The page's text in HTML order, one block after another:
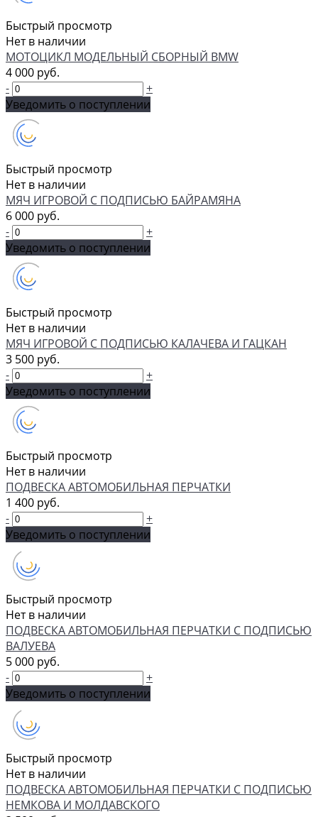
Быстрый просмотр
Нет в наличии
МОТОЦИКЛ МОДЕЛЬНЫЙ СБОРНЫЙ BMW
4 000 руб.
-
+
Уведомить о поступлении
Быстрый просмотр
Нет в наличии
МЯЧ ИГРОВОЙ С ПОДПИСЬЮ БАЙРАМЯНА
6 000 руб.
-
+
Уведомить о поступлении
Быстрый просмотр
Нет в наличии
МЯЧ ИГРОВОЙ С ПОДПИСЬЮ КАЛАЧЕВА И ГАЦКАН
3 500 руб.
-
+
Уведомить о поступлении
Быстрый просмотр
Нет в наличии
ПОДВЕСКА АВТОМОБИЛЬНАЯ ПЕРЧАТКИ
1 400 руб.
-
+
Уведомить о поступлении
Быстрый просмотр
Нет в наличии
ПОДВЕСКА АВТОМОБИЛЬНАЯ ПЕРЧАТКИ С ПОДПИСЬЮ
ВАЛУЕВА
5 000 руб.
-
+
Уведомить о поступлении
Быстрый просмотр
Нет в наличии
ПОДВЕСКА АВТОМОБИЛЬНАЯ ПЕРЧАТКИ С ПОДПИСЬЮ
НЕМКОВА И МОЛДАВСКОГО